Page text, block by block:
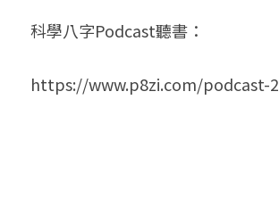
科學八字Podcast聽書：
https://www.p8zi.com/podcast-2